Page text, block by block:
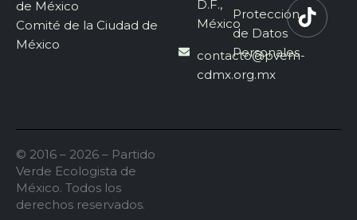
de México
Comité de la Ciudad de
México
D.F.,
México
contacto@pvem-
cdmx.org.mx
Protección
de Datos
Personales
© 2016 – 2026 – Partido
Verde Ecologista de
México. Todos los
derechos reservados.